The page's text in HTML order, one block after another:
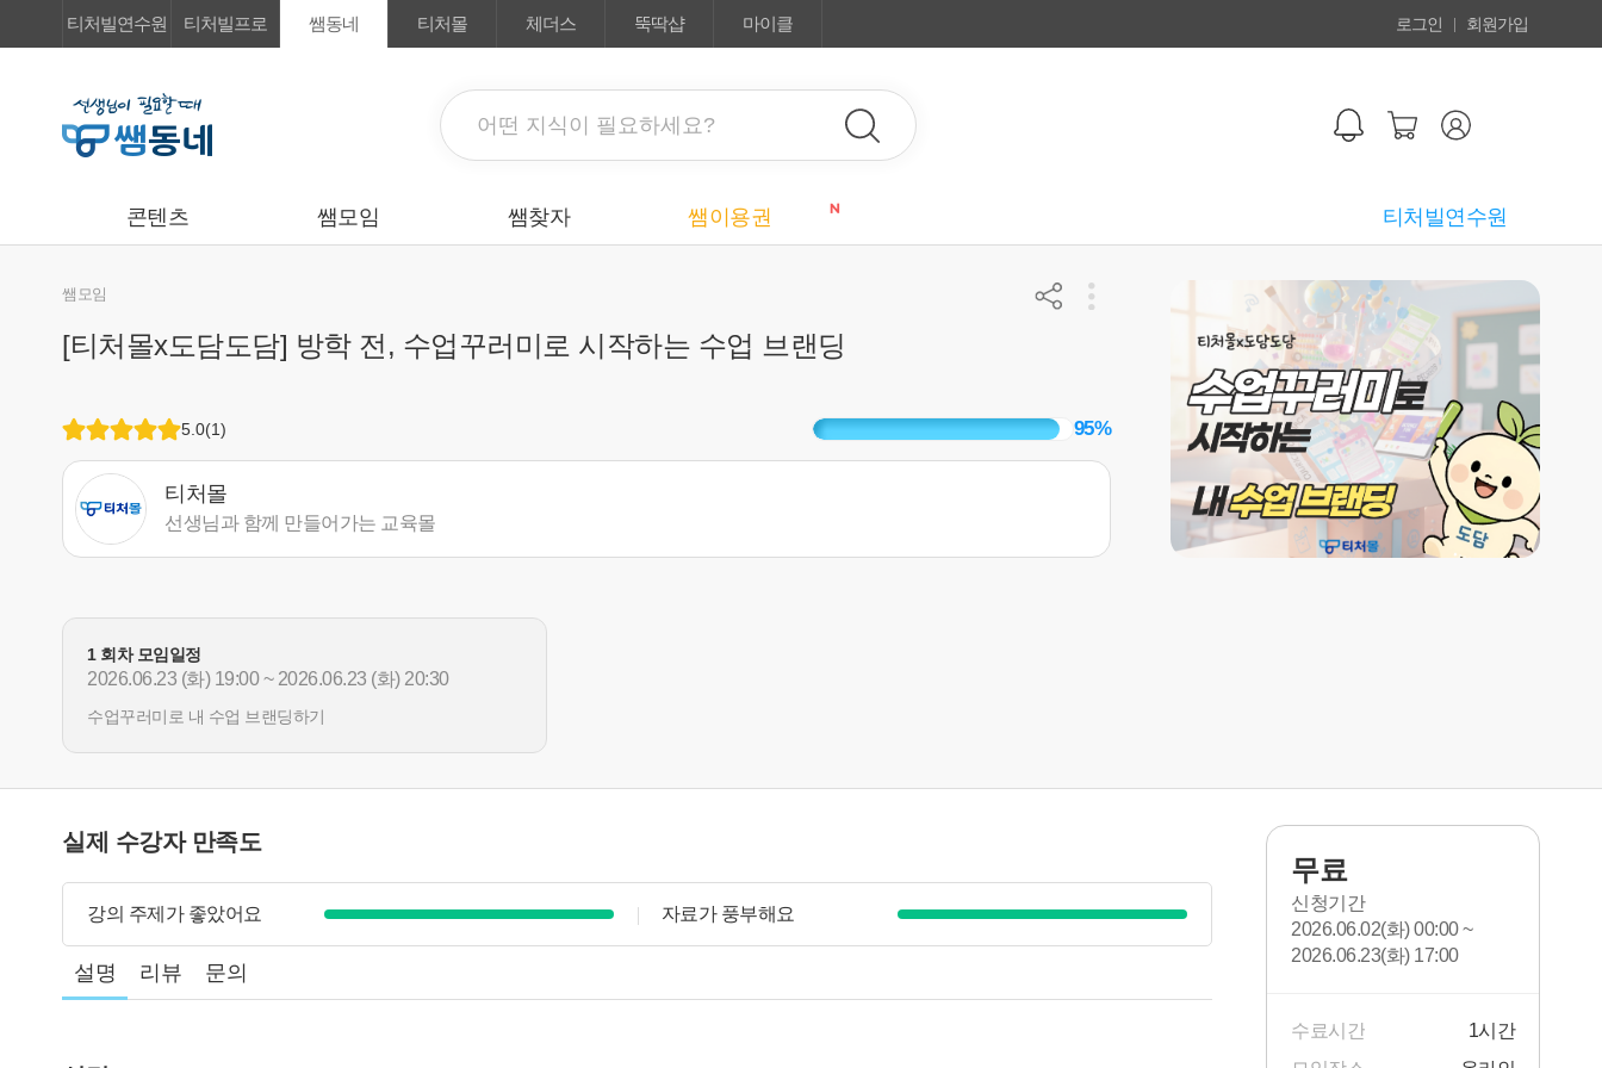
티처빌연수원 티처빌프로 쌤동네 티처몰 체더스 뚝딱샵 마이클 로그인 회원가입
콘텐츠 쌤모임 쌤찾자 쌤이용권 N 티처빌연수원
쌤모임
[티처몰x도담도담] 방학 전, 수업꾸러미로 시작하는 수업 브랜딩
5.0(1) 95%
티처몰
선생님과 함께 만들어가는 교육몰
1 회차 모임일정
2026.06.23 (화) 19:00 ~ 2026.06.23 (화) 20:30
수업꾸러미로 내 수업 브랜딩하기
실제 수강자 만족도
강의 주제가 좋았어요 자료가 풍부해요
설명 리뷰 문의
무료
신청기간
2026.06.02(화) 00:00 ~
2026.06.23(화) 17:00
수료시간
1시간